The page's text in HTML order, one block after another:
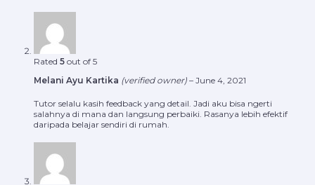
Rated 5 out of 5
Melani Ayu Kartika (verified owner) – June 4, 2021
Tutor selalu kasih feedback yang detail. Jadi aku bisa ngerti
salahnya di mana dan langsung perbaiki. Rasanya lebih efektif
daripada belajar sendiri di rumah.